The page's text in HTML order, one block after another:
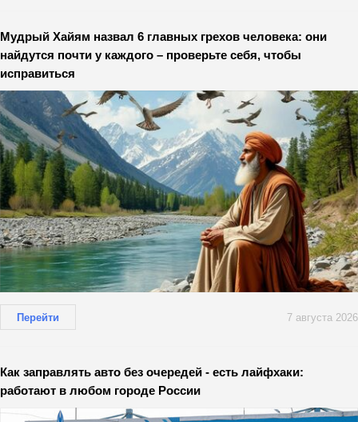
Мудрый Хайям назвал 6 главных грехов человека: они
найдутся почти у каждого – проверьте себя, чтобы
исправиться
Перейти 7 августа 2026
Как заправлять авто без очередей - есть лайфхаки:
работают в любом городе России